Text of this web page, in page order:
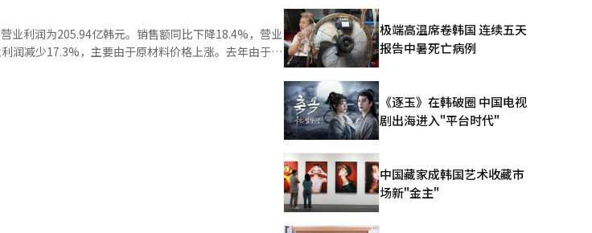
厂（LS电缆、CJ大韩通运、理水佩塔西斯、大成海
比斯、LX半导体、麦格纳芯片半导体）等领域的主要
、农协金融控股、KB国民银行、 하나은행、우리은행
AI工厂、机器人、未来汽车、国防等物理AI主要市场的
机器人、未来汽车、国防、半导体和电池等六个领
验证基础设施建设和全球市场拓展等长期耐心资本。
融的角色显得尤为重要。金融委员会主席李亿权表
业利润为205.94亿韩元。销售额同比下降18.4%，营业
润减少17.3%，主要由于原材料价格上涨。去年由于关
导体计划继续专注于驱动IC、定时控制器和电源管理
极端高温席卷韩国 连续五天
报告中暑死亡病例
《逐玉》在韩破圈 中国电视
剧出海进入"平台时代"
中国藏家成韩国艺术收藏市
场新"金主"